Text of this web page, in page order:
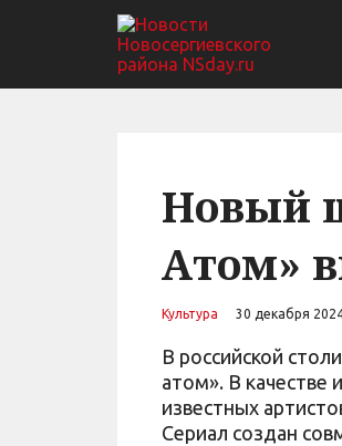
Новый
Атом»
Культура 30 декабря
В российской
атом». В качестве
известных
Сериал создан